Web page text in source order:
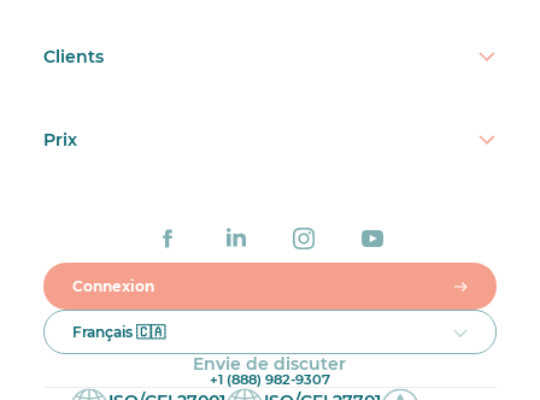
Clients
Prix
Connexion
Français 🇨🇦
Envie de discuter
+1 (888) 982-9307